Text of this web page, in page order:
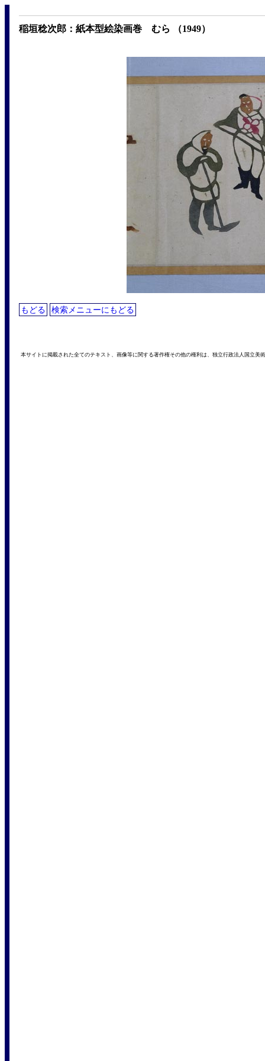
稲垣稔次郎：紙本型絵染画巻 むら （1949）
もどる 検索メニューにもどる
本サイトに掲載された全てのテキスト、画像等に関する著作権その他の権利は、独立行政法人国立